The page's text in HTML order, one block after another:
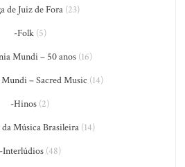
de Juiz de Fora (23)
-Folk(5)
Mundi – 50 anos(16)
– Sacred Music (14)
-Hinos (2)
Música Brasileira(14)
-Interlúdios(48)